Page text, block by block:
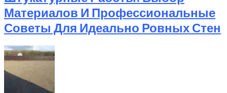
Материалов И Профессиональные
Советы Для Идеально Ровных Стен